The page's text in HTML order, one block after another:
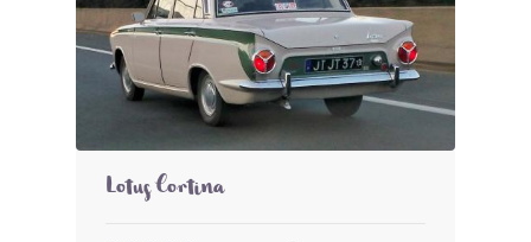
Lotus Cortina